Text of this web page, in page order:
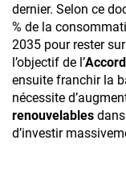
dernier. Selon ce
% de la
2035 pour rester
l’objectif de l’
ensuite franchir la
nécessite
renouvelables
d’investir